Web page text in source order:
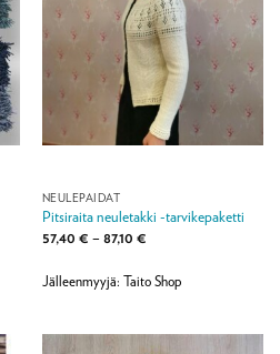
NEULEPAIDAT
Pitsiraita neuletakki -tarvikepaketti
57,40 € – 87,10 €Hintaluokka:
87,10 €
Jälleenmyyjä: Taito Shop